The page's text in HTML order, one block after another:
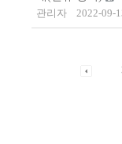
관리자
2022-09-